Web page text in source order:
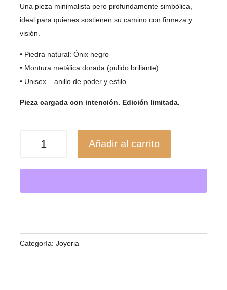
Una pieza minimalista pero profundamente simbólica,
ideal para quienes sostienen su camino con firmeza y
visión.
• Piedra natural: Ónix negro
• Montura metálica dorada (pulido brillante)
• Unisex – anillo de poder y estilo
Pieza cargada con intención. Edición limitada.
/Presencia,
Elegancia
Intuitiva
Añadir al carrito
Categoría: Joyeria